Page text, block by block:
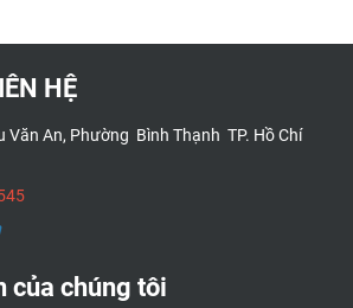
HỆ
An, Phường Bình Thạnh TP. Hồ Chí
của chúng tôi